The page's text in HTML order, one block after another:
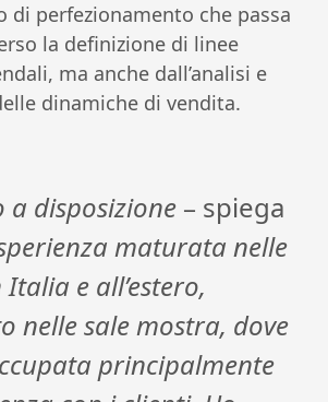
di perfezionamento che passa
la definizione di linee
ma anche dall’analisi e
dinamiche di vendita.
a disposizione – spiega
maturata nelle
e all’estero,
nelle sale mostra, dove
principalmente